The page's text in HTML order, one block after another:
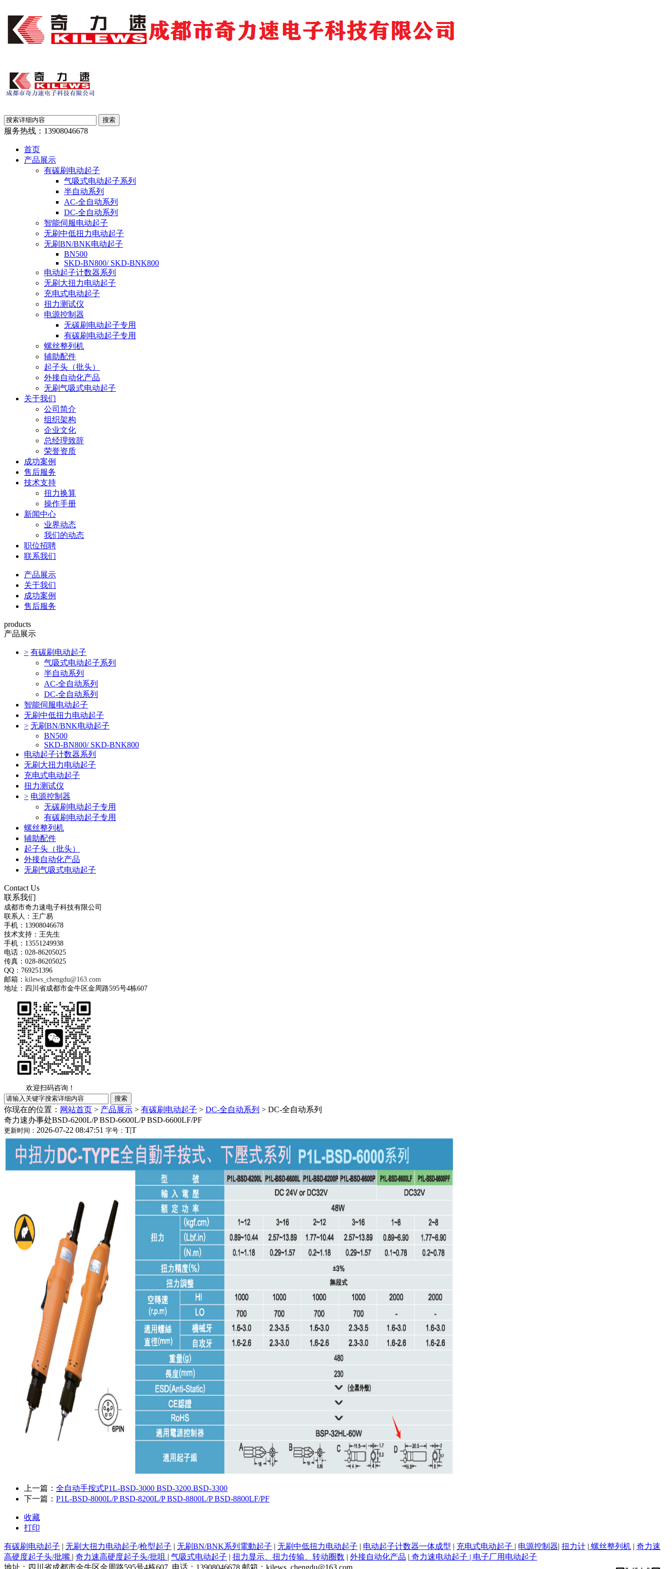
服务热线： 13908046678
首页
产品展示
有碳刷电动起子
气吸式电动起子系列
半自动系列
AC-全自动系列
DC-全自动系列
智能伺服电动起子
无刷中低扭力电动起子
无刷BN/BNK电动起子
BN500
SKD-BN800/ SKD-BNK800
电动起子计数器系列
无刷大扭力电动起子
充电式电动起子
扭力测试仪
电源控制器
无碳刷电动起子专用
有碳刷电动起子专用
螺丝整列机
辅助配件
起子头（批头）
外接自动化产品
无刷气吸式电动起子
关于我们
公司简介
组织架构
企业文化
总经理致辞
荣誉资质
成功案例
售后服务
技术支持
扭力换算
操作手册
新闻中心
业界动态
我们的动态
职位招聘
联系我们
产品展示
关于我们
成功案例
售后服务
products
产品展示
> 有碳刷电动起子
气吸式电动起子系列
半自动系列
AC-全自动系列
DC-全自动系列
智能伺服电动起子
无刷中低扭力电动起子
> 无刷BN/BNK电动起子
BN500
SKD-BN800/ SKD-BNK800
电动起子计数器系列
无刷大扭力电动起子
充电式电动起子
扭力测试仪
> 电源控制器
无碳刷电动起子专用
有碳刷电动起子专用
螺丝整列机
辅助配件
起子头（批头）
外接自动化产品
无刷气吸式电动起子
Contact Us
联系我们
成都市奇力速电子科技有限公司
联系人：王广易
手机：13908046678
技术支持：王先生
手机：13551249938
电话：028-86205025
传真：028-86205025
QQ：769251396
邮箱： kilews_chengdu@163.com
地址：四川省成都市金牛区金周路595号4栋607
欢迎扫码咨询！
你现在的位置： 网站首页 > 产品展示 > 有碳刷电动起子 > DC-全自动系列 > DC-全自动系列
奇力速办事处BSD-6200L/P BSD-6600L/P BSD-6600LF/PF
更新时间： 2026-07-22 08:47:51 字号： T|T
上一篇： 全自动手按式P1L-BSD-3000 BSD-3200.BSD-3300
下一篇： P1L-BSD-8000L/P BSD-8200L/P BSD-8800L/P BSD-8800LF/PF
收藏
打印
有碳刷电动起子 | 无刷大扭力电动起子/枪型起子 | 无刷BN/BNK系列電動起子 | 无刷中低扭力电动起子 | 电动起子计数器一体成型 | 充电式电动起子 | 电源控制器| 扭力计 | 螺丝整列机 | 奇力速
高硬度起子头/批嘴 | 奇力速高硬度起子头/批咀 | 气吸式电动起子 | 扭力显示、扭力传输、转动圈数 | 外接自动化产品 | 奇力速电动起子 | 电子厂用电动起子
地址：四川省成都市金牛区金周路595号4栋607 电话：13908046678 邮箱：kilews_chengdu@163.com